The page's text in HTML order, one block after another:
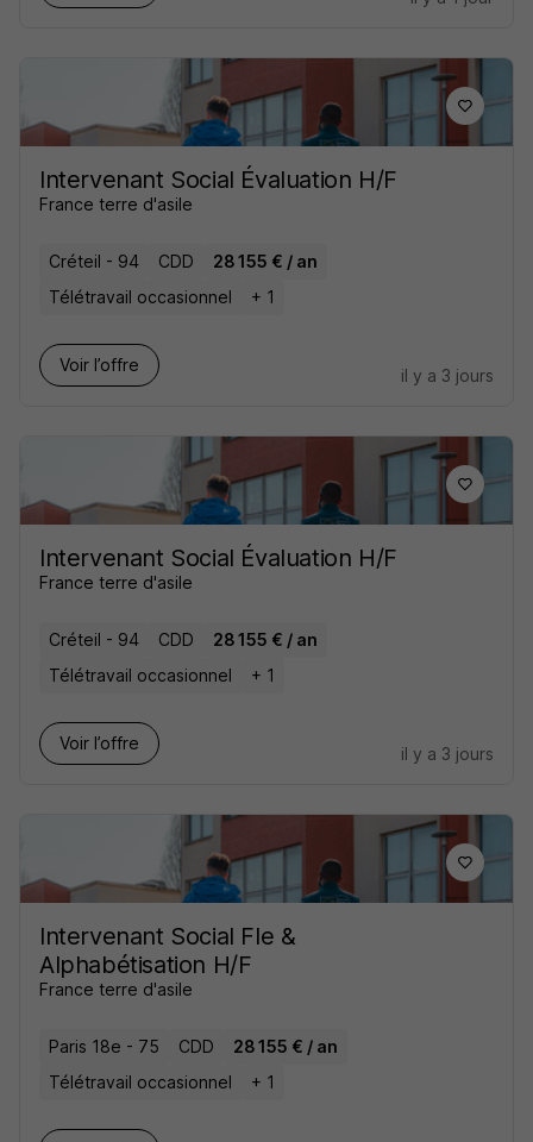
Intervenant Social Évaluation H/F
France terre d'asile
Créteil - 94 CDD
28 155 € / an
Télétravail occasionnel
+ 1
Voir l’offre
il y a 3 jours
Intervenant Social Évaluation H/F
France terre d'asile
Créteil - 94 CDD
28 155 € / an
Télétravail occasionnel
+ 1
Voir l’offre
il y a 3 jours
Intervenant Social Fle &
Alphabétisation H/F
France terre d'asile
Paris 18e - 75 CDD
28 155 € / an
Télétravail occasionnel
+ 1